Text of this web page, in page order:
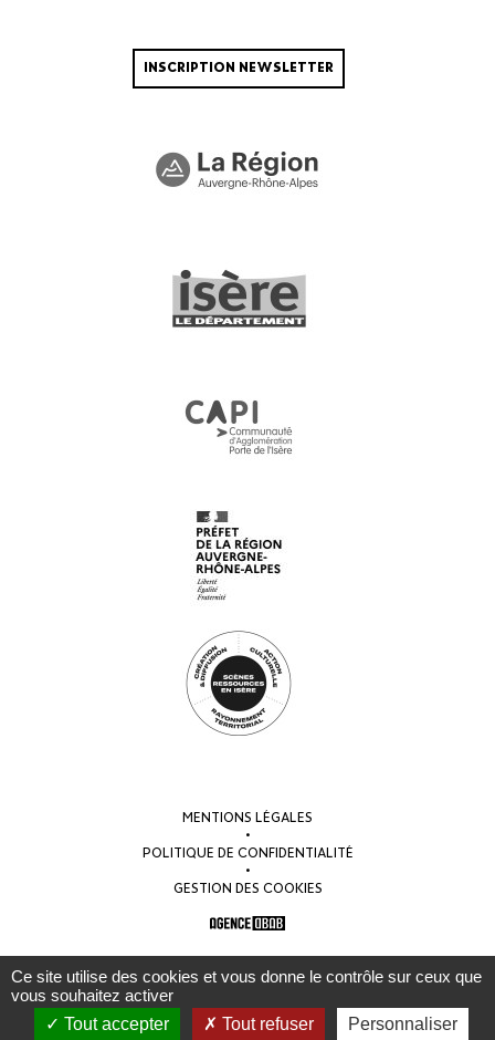
INSCRIPTION NEWSLETTER
MENTIONS LÉGALES
•
POLITIQUE DE CONFIDENTIALITÉ
•
GESTION DES COOKIES
Ce site utilise des cookies et vous donne le contrôle sur ceux que
vous souhaitez activer
Tout accepter
Tout refuser Personnaliser